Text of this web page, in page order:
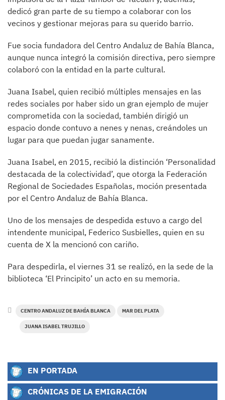
dedicó gran parte de su tiempo a colaborar con los
vecinos y gestionar mejoras para su querido barrio.
Fue socia fundadora del Centro Andaluz de Bahía Blanca,
aunque nunca integró la comisión directiva, pero siempre
colaboró con la entidad en la parte cultural.
Juana Isabel, quien recibió múltiples mensajes en las
redes sociales por haber sido un gran ejemplo de mujer
comprometida con la sociedad, también dirigió un
espacio donde contuvo a nenes y nenas, creándoles un
lugar para que puedan jugar sanamente.
Juana Isabel, en 2015, recibió la distinción ‘Personalidad
destacada de la colectividad’, que otorga la Federación
Regional de Sociedades Españolas, moción presentada
por el Centro Andaluz de Bahía Blanca.
Uno de los mensajes de despedida estuvo a cargo del
intendente municipal, Federico Susbielles, quien en su
cuenta de X la mencionó con cariño.
Para despedirla, el viernes 31 se realizó, en la sede de la
biblioteca ‘El Principito’ un acto en su memoria.
CENTRO ANDALUZ DE BAHÍA BLANCA MAR DEL PLATA
JUANA ISABEL TRUJILLO
EN PORTADA
CRÓNICAS DE LA EMIGRACIÓN